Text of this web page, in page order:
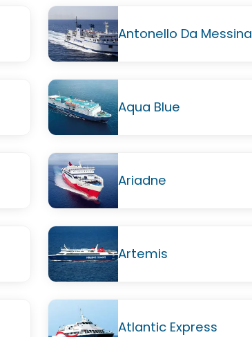
Antonello Da Messina
Aqua Blue
Ariadne
Artemis
Atlantic Express